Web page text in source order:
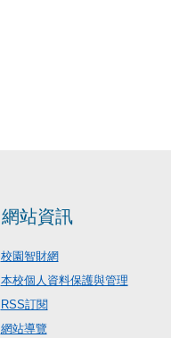
網站資訊
校園智財網
本校個人資料保護與管理
RSS訂閱
網站導覽